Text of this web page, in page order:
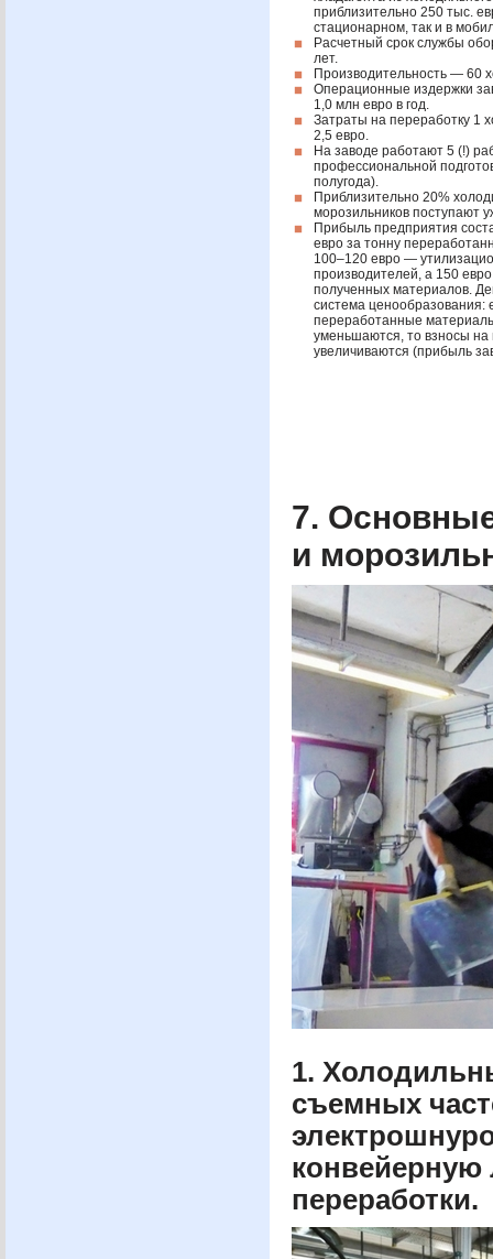
приблизительно 250 тыс.
стационарном, так и в
Расчетный срок службы
лет.
Производительность — 60
Операционные издержки
1,0 млн евро в год.
Затраты на переработку 1
2,5 евро.
На заводе работают 5 (!)
профессиональной
полугода).
Приблизительно 20%
морозильников поступают
Прибыль предприятия
евро за тонну
100–120 евро —
производителей, а 150
полученных материалов.
система ценообразования:
переработанные
уменьшаются, то взносы на
увеличиваются (прибыль
7.
и
1.
съемных
конвейерную
переработки.